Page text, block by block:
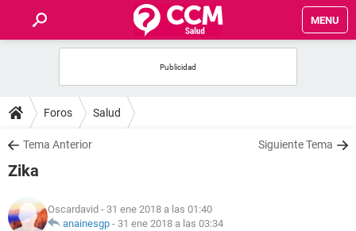
MENU
FOROS
SALUD
NUTRICIÓN
Foros Salud
Tema Anterior Siguiente Tema
Zika
Oscardavid - 31 ene 2018 a las 01:40
anainesgp - 31 ene 2018 a las 03:34